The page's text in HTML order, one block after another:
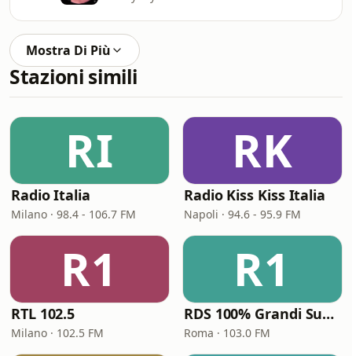
Mostra Di Più
Stazioni simili
RI
Radio Italia
Milano · 98.4 - 106.7 FM
RK
Radio Kiss Kiss Italia
Napoli · 94.6 - 95.9 FM
R1
RTL 102.5
Milano · 102.5 FM
R1
RDS 100% Grandi Successi
Roma · 103.0 FM